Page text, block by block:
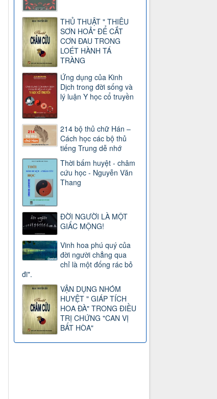
THỦ THUẬT " THIÊU
SƠN HOẢ" ĐỂ CẮT
CƠN ĐAU TRONG
LOÉT HÀNH TÁ
TRÀNG
Ứng dụng của Kinh
Dịch trong đời sống và
lý luận Y học cổ truyền
214 bộ thủ chữ Hán –
Cách học các bộ thủ
tiếng Trung dễ nhớ
Thời bấm huyệt - châm
cứu học - Nguyễn Văn
Thang
ĐỜI NGƯỜI LÀ MỘT
GIẤC MỘNG!
Vinh hoa phú quý của
đời người chẳng qua
chỉ là một đống rác bỏ
đi".
VẬN DỤNG NHÓM
HUYỆT " GIÁP TÍCH
HOA ĐÀ" TRONG ĐIỀU
TRỊ CHỨNG "CAN VỊ
BẤT HÒA"